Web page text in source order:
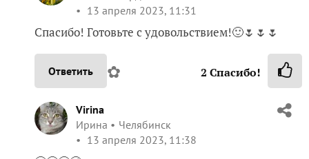
Ответить ✿
Virina
Ирина
Челябинск
13 апреля 2023, 11:38
🙂🙂🙂😘
Ответить ✿